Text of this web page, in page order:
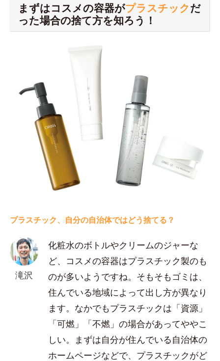
まずはコスメの容器がプラスチックだ
った場合の捨て方を知ろう！
プラスチック、自分の自治体ではどう捨てる？
滝沢
化粧水のボトルやクリームのジャーな
ど、コスメの容器はプラスチック製のも
のが多いようですね。そもそもゴミは、
住んでいる地域によって出し方が異なり
ます。なかでもプラスチックは「資源」
「可燃」「不燃」の場合があってややこ
しい。まずは自分が住んでいる自治体の
ホームページなどで、プラスチックがど